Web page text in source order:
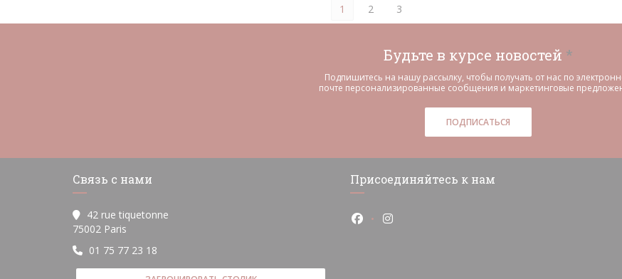
1 2 3
Будьте в курсе новостей *
Подпишитесь на нашу рассылку, чтобы получать от нас по
почте персонализированные сообщения и маркетинговые
ПОДПИСАТЬСЯ
Связь с нами
42 rue tiquetonne
75002 Paris
01 75 77 23 18
Присоединяйтесь к нам
Facebook ((открывается в новом окне))
Instagram ((открывается в новом окне))